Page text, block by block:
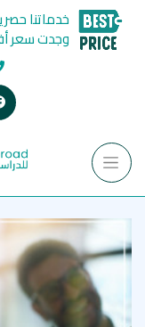
خدماتنا
وجدت سعر